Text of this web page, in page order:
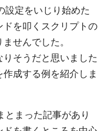
定をいじり始めた
を叩くスクリプトの
せんでした。
そうだと思いました
成する例を紹介しま
まった記事があり